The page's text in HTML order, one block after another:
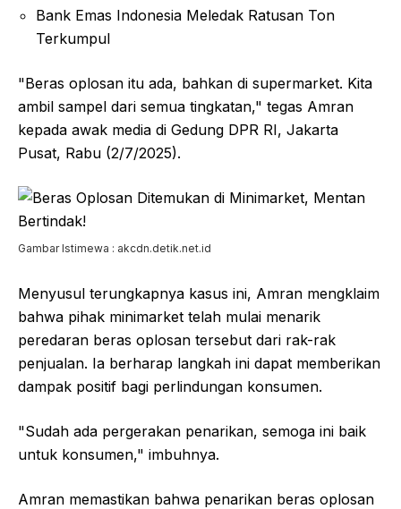
Bank Emas Indonesia Meledak Ratusan Ton
Terkumpul
"Beras oplosan itu ada, bahkan di supermarket. Kita
ambil sampel dari semua tingkatan," tegas Amran
kepada awak media di Gedung DPR RI, Jakarta
Pusat, Rabu (2/7/2025).
Gambar Istimewa : akcdn.detik.net.id
Menyusul terungkapnya kasus ini, Amran mengklaim
bahwa pihak minimarket telah mulai menarik
peredaran beras oplosan tersebut dari rak-rak
penjualan. Ia berharap langkah ini dapat memberikan
dampak positif bagi perlindungan konsumen.
"Sudah ada pergerakan penarikan, semoga ini baik
untuk konsumen," imbuhnya.
Amran memastikan bahwa penarikan beras oplosan